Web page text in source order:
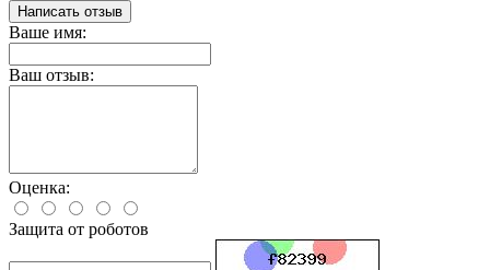
Написать отзыв
Ваше имя:
Ваш отзыв:
Оценка:
Защита от роботов